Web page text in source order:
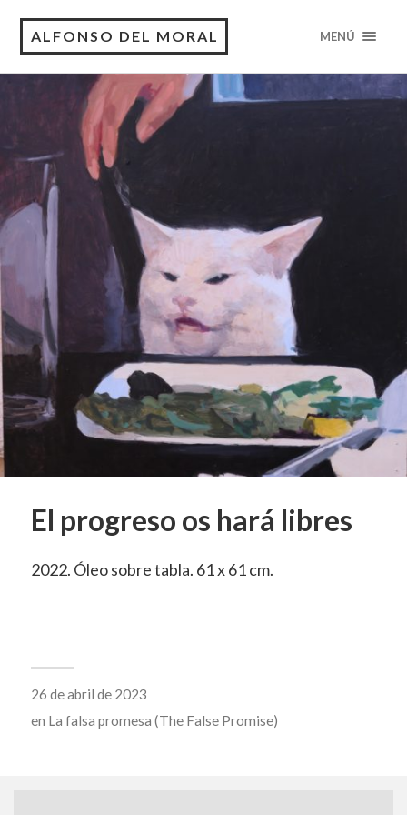
ALFONSO DEL MORAL MENÚ
El progreso os hará libres
2022. Óleo sobre tabla. 61 x 61 cm.
26 de abril de 2023
en La falsa promesa (The False Promise)